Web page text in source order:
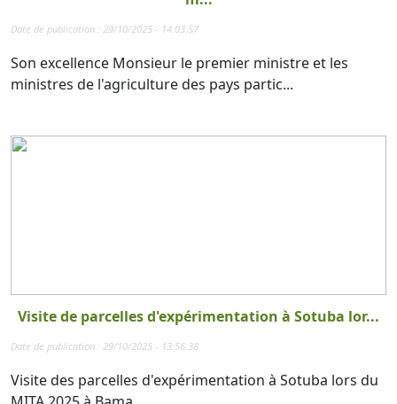
Date de publication : 29/10/2025 - 14:03:57
Son excellence Monsieur le premier ministre et les
ministres de l'agriculture des pays partic...
Visite de parcelles d'expérimentation à Sotuba lor...
Date de publication : 29/10/2025 - 13:56:38
Visite des parcelles d'expérimentation à Sotuba lors du